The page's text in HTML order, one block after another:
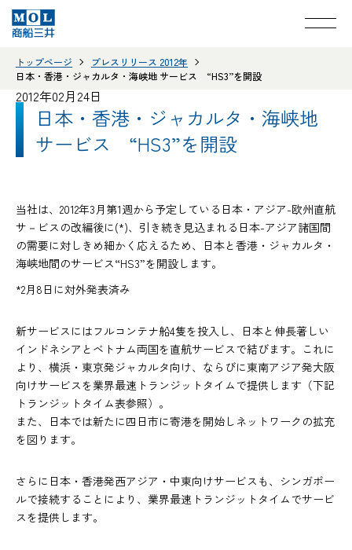
トップページ
プレスリリース 2012年
日本・香港・ジャカルタ・海峡地 サービス “HS3”を開設
2012年02月24日
日本・香港・ジャカルタ・海峡地
サービス “HS3”を開設
当社は、2012年3月第1週から予定している日本・アジア-欧州直航
サ－ビスの改編後に(*)、引き続き見込まれる日本-アジア諸国間
の需要に対しきめ細かく応えるため、日本と香港・ジャカルタ・
海峡地間のサービス“HS3”を開設します。
*2月8日に対外発表済み
新サービスにはフルコンテナ船4隻を投入し、日本と伸長著しい
インドネシアとベトナム両国を直航サービスで結びます。これに
より、横浜・東京発ジャカルタ向け、ならびに東南アジア発大阪
向けサービスを業界最速トランジットタイムで提供します（下記
トランジットタイム表参照）。
また、日本では新たに四日市に寄港を開始しネットワークの拡充
を図ります。
さらに日本・香港発西アジア・中東向けサービスも、シンガポー
ルで接続することにより、業界最速トランジットタイムでサービ
スを提供します。